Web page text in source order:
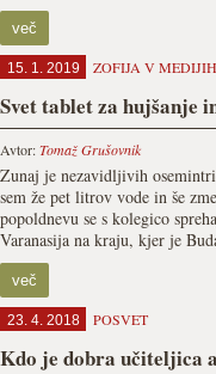
več
15. 1. 2019 ZOFIJA V MEDIJIH
Svet tablet za hujšanje
Avtor:Tomaž Grušovnik
Zunaj je nezavidljivih
sem že pet litrov vode in še
popoldnevu se s kolegico
Varanasija na kraju, kjer je
več
23. 4. 2018 POSVET
Kdo je dobra učiteljica